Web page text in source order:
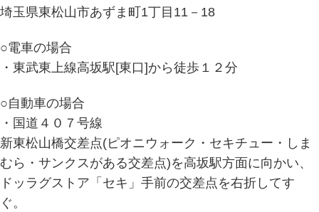
埼玉県東松山市あずま町1丁目11－18
○電車の場合
・東武東上線高坂駅[東口]から徒歩１２分
○自動車の場合
・国道４０７号線
新東松山橋交差点(ピオニウォーク・セキチュー・しま
むら・サンクスがある交差点)を高坂駅方面に向かい、
ドッラグストア「セキ」手前の交差点を右折してす
ぐ。